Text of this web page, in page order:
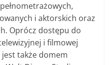
i aktorskich oraz
Oprócz dostępu do
i filmowej
także domem